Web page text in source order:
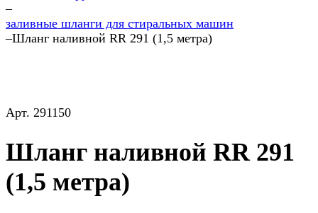
–
заливные шланги для стиральных машин
–Шланг наливной RR 291 (1,5 метра)
Арт. 291150
Шланг наливной RR 291
(1,5 метра)